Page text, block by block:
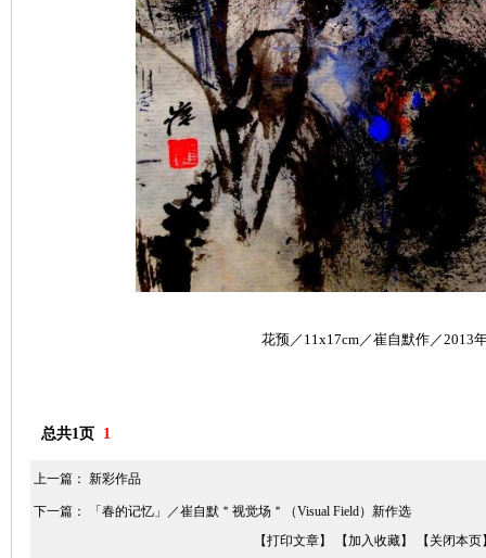
花预／11x17cm／崔自默作／2013
总共1页 1
上一篇： 新彩作品
下一篇：
「春的记忆」／崔自默＂视觉场＂（Visual Field）新作选
【打印文章】
【加入收藏】 【关闭本页